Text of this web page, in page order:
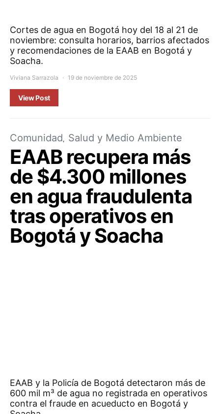
Cortes de agua en Bogotá hoy del 18 al 21 de
noviembre: consulta horarios, barrios afectados
y recomendaciones de la EAAB en Bogotá y
Soacha.
Viviana Sarrazola 19 de noviembre de 2025
View Post
Comunidad Salud y Medio Ambiente
EAAB recupera más
de $4.300 millones
en agua fraudulenta
tras operativos en
Bogotá y Soacha
EAAB y la Policía de Bogotá detectaron más de
600 mil m³ de agua no registrada en operativos
contra el fraude en acueducto en Bogotá y